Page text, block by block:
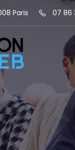
Paris 07 86